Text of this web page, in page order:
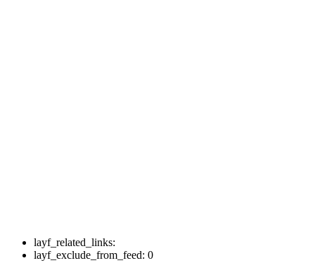
layf_related_links:
layf_exclude_from_feed: 0